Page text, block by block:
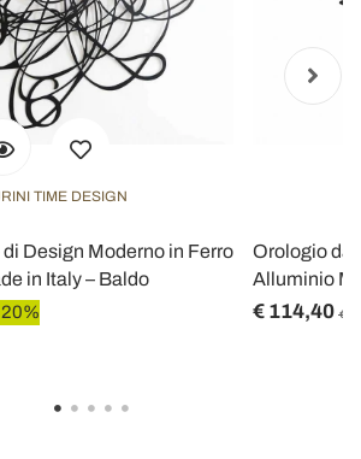
TIME DESIGN
Design Moderno in Ferro
in Italy – Baldo
Orologio da
Alluminio
€ 114,40 €